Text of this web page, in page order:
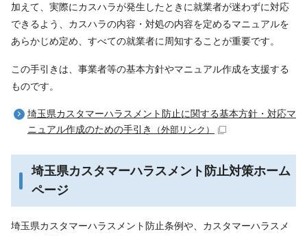
加えて、実際にカスハラが発生したときに就業者が迷わずに対応
できるよう、カスハラの内容・対処の内容を定めるマニュアルを
あらかじめ定め、すべての就業者に周知することが重要です。
この手引きは、事業者等の基本方針やマニュアル作成を支援する
ものです。
埼玉県カスタマーハラスメント防止に関する基本方針・対応マ
ニュアル作成のための手引き
（外部リンク）
埼玉県カスタマーハラスメント防止対策ホーム
ページ
埼玉県カスタマーハラスメント防止条例や、カスタマーハラスメ